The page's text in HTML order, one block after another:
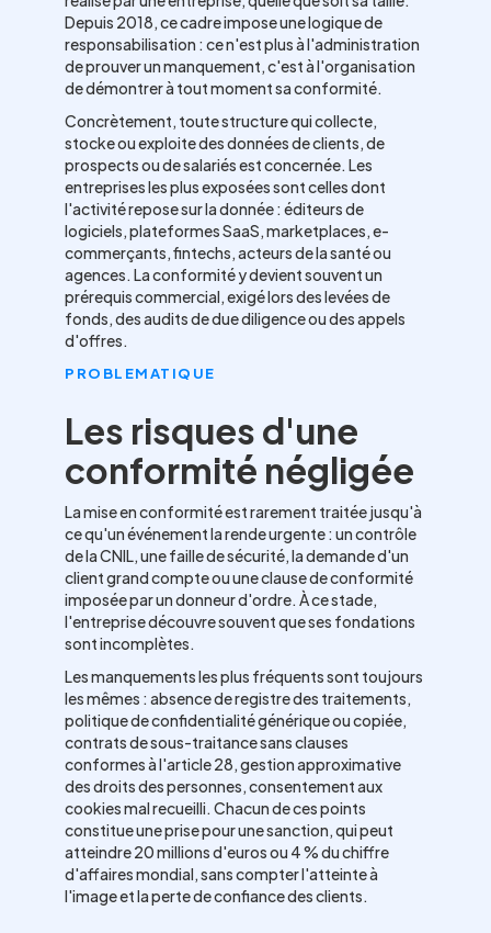
Depuis 2018, ce cadre impose une logique de
responsabilisation : ce n'est plus à l'administration
de prouver un manquement, c'est à l'organisation
de démontrer à tout moment sa conformité.
Concrètement, toute structure qui collecte,
stocke ou exploite des données de clients, de
prospects ou de salariés est concernée. Les
entreprises les plus exposées sont celles dont
l'activité repose sur la donnée : éditeurs de
logiciels, plateformes SaaS, marketplaces, e-
commerçants, fintechs, acteurs de la santé ou
agences. La conformité y devient souvent un
prérequis commercial, exigé lors des levées de
fonds, des audits de due diligence ou des appels
d'offres.
PROBLEMATIQUE
Les risques d'une
conformité négligée
La mise en conformité est rarement traitée jusqu'à
ce qu'un événement la rende urgente : un contrôle
de la CNIL, une faille de sécurité, la demande d'un
client grand compte ou une clause de conformité
imposée par un donneur d'ordre. À ce stade,
l'entreprise découvre souvent que ses fondations
sont incomplètes.
Les manquements les plus fréquents sont toujours
les mêmes : absence de registre des traitements,
politique de confidentialité générique ou copiée,
contrats de sous-traitance sans clauses
conformes à l'article 28, gestion approximative
des droits des personnes, consentement aux
cookies mal recueilli. Chacun de ces points
constitue une prise pour une sanction, qui peut
atteindre 20 millions d'euros ou 4 % du chiffre
d'affaires mondial, sans compter l'atteinte à
l'image et la perte de confiance des clients.